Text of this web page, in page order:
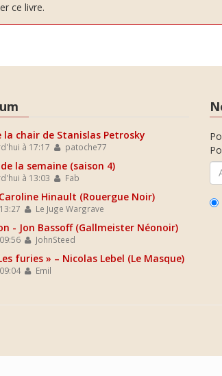
ce livre.
la chair de Stanislas Petrosky
à 17:17 patoche77
la semaine (saison 4)
à 13:03 Fab
Hinault (Rouergue Noir)
Le Juge Wargrave
- Jon Bassoff (Gallmeister Néonoir)
JohnSteed
furies » – Nicolas Lebel (Le Masque)
Emil